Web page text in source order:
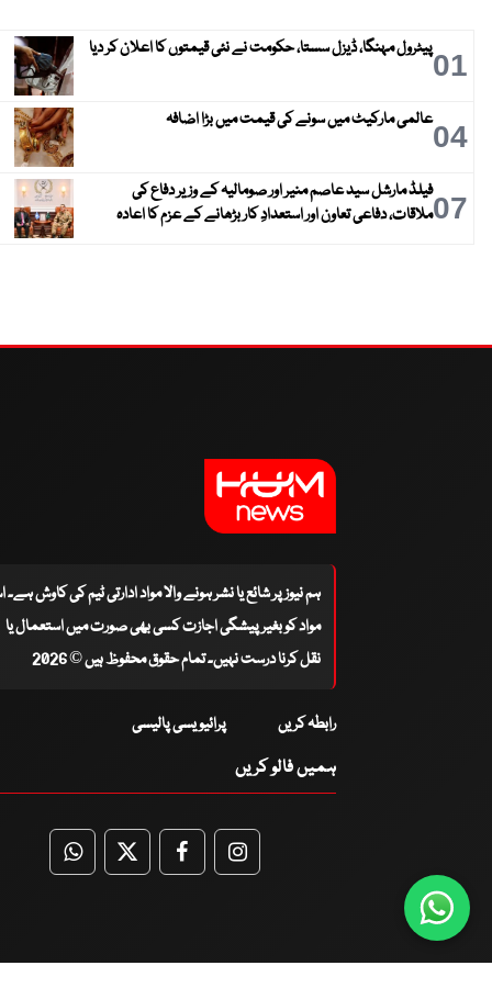
01پیٹرول مہنگا، ڈیزل سستا، حکومت نے نئی قیمتوں کا اعلان کر دیا
04عالمی مارکیٹ میں سونے کی قیمت میں بڑا اضافہ
07فیلڈ مارشل سید عاصم منیر اور صومالیہ کے وزیر دفاع کی
ملاقات، دفاعی تعاون اور استعدادِ کار بڑھانے کے عزم کا اعادہ
ہم نیوز پر شائع یا نشر ہونے والا مواد ادارتی ٹیم کی کاوش
مواد کو بغیر پیشگی اجازت کسی بھی صورت میں استعمال یا
نقل کرنا درست نہیں۔ تمام حقوق محفوظ ہیں © 2026
رابطہ کریں پرائیویسی پالیسی
ہمیں فالو کریں
WhatsApp
TwitterFacebookFacebook